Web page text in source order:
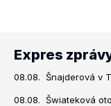
Expres
08.08. Šnajderová v
08.08. Šwiateková